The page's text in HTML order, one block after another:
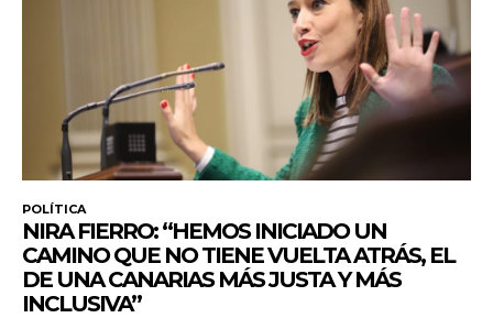
POLÍTICA
NIRA FIERRO: “HEMOS INICIADO UN
CAMINO QUE NO TIENE VUELTA ATRÁS, EL
DE UNA CANARIAS MÁS JUSTA Y MÁS
INCLUSIVA”